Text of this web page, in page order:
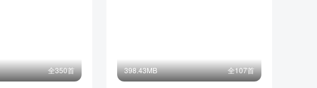
全350首 398.43MB 全107首